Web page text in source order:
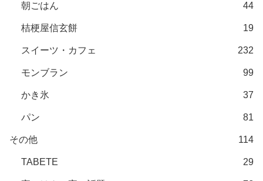
朝ごはん 44
桔梗屋信玄餅 19
スイーツ・カフェ 232
モンブラン 99
かき氷 37
パン 81
その他 114
TABETE 29